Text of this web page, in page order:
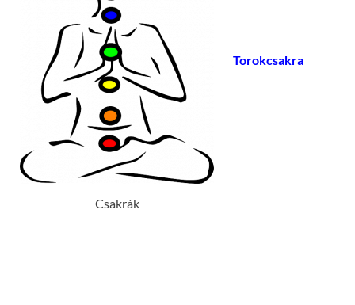
Csakrák
Torokcsakra